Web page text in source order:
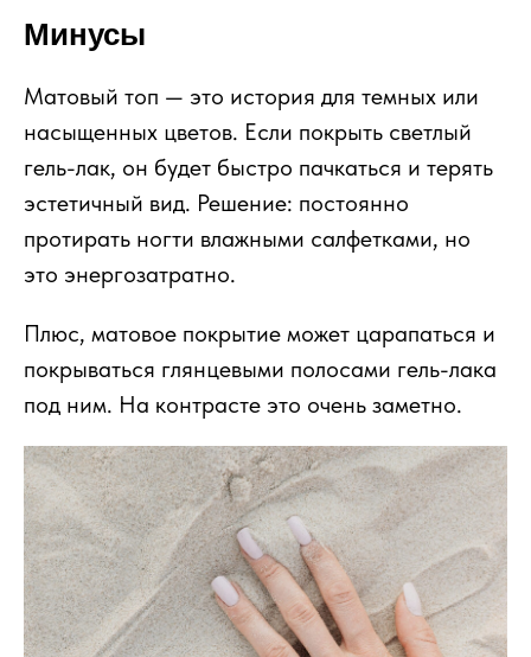
Минусы
Матовый топ — это история для темных или
насыщенных цветов. Если покрыть светлый
гель-лак, он будет быстро пачкаться и терять
эстетичный вид. Решение: постоянно
протирать ногти влажными салфетками, но
это энергозатратно.
Плюс, матовое покрытие может царапаться и
покрываться глянцевыми полосами гель-лака
под ним. На контрасте это очень заметно.